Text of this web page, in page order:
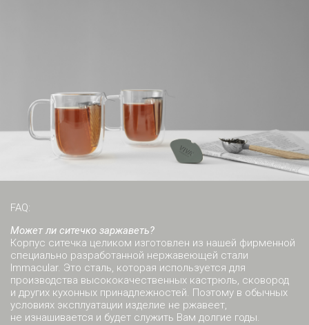
FAQ:
Может ли ситечко заржаветь?
Корпус ситечка целиком изготовлен из нашей фирменной
специально разработанной нержавеющей стали
Immacular. Это сталь, которая используется для
производства высококачественных кастрюль, сковород
и других кухонных принадлежностей. Поэтому в обычных
условиях эксплуатации изделие не ржавеет,
не изнашивается и будет служить Вам долгие годы.